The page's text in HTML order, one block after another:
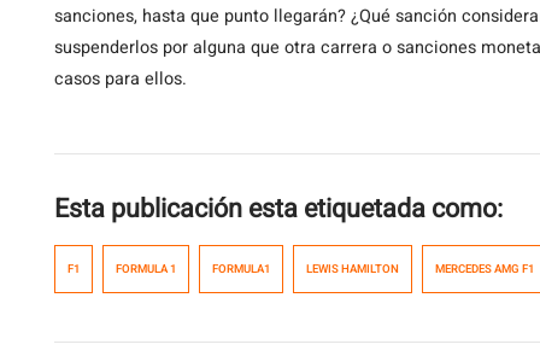
sanciones, hasta que punto llegarán? ¿Qué sanción
suspenderlos por alguna que otra carrera o sanciones
casos para ellos.
Esta publicación esta etiquetada como:
F1 FORMULA 1 FORMULA1 LEWIS HAMILTON MERCEDES AMG F1